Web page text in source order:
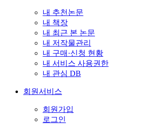
내 추천논문
내 책장
내 최근 본 논문
내 저작물관리
내 구매·신청 현황
내 서비스 사용권한
내 관심 DB
회원서비스
회원가입
로그인